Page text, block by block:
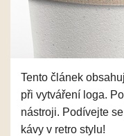
Tento článek
při vytváření loga.
nástroji. Podívejte
kávy v retro stylu!